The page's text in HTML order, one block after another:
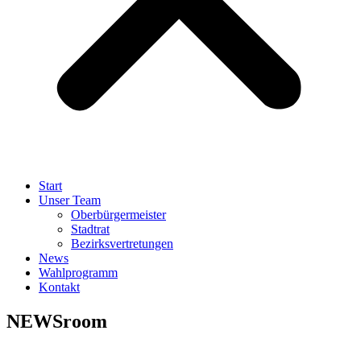
Start
Unser Team
Oberbürgermeister
Stadtrat
Bezirksvertretungen
News
Wahlprogramm
Kontakt
NEWSroom